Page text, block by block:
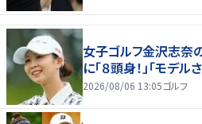
女子ゴルフ金沢志奈
に「８頭身！」「モデ
2026/08/06 13:05ゴルフ